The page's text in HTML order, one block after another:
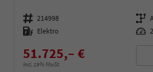
Fahrzeugnummer 214998 Getriebe
Kraftstoff Elektro Leistung
51.725,– €
incl. 19% MwSt.